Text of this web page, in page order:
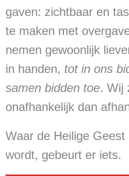
gaven: zichtbaar en
te maken met
nemen gewoonlijk
in handen, tot in ons
samen bidden toe. Wij
onafhankelijk dan
Waar de Heilige
wordt, gebeurt er iets.